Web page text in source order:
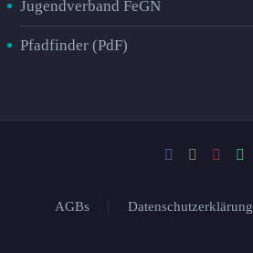
Jugendverband FeGN
Pfadfinder (PdF)
AGBs Datenschutzerklärung